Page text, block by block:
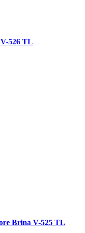
526 TL
Brina V-525 TL